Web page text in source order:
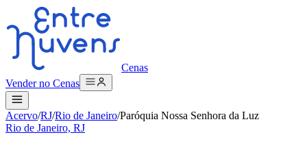
Cenas
Vender no Cenas
Acervo/RJ/Rio de Janeiro/Paróquia Nossa Senhora da Luz
Rio de Janeiro, RJ